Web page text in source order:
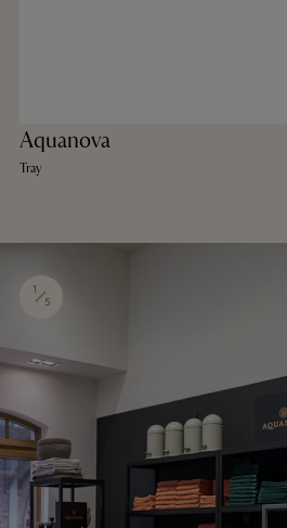
Aquanova
Tray
1
5